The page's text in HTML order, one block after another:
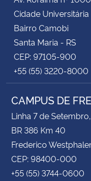
Cidade Universitária
Bairro Camobi
Santa Maria - RS
CEP: 97105-900
+55 (55) 3220-8000
CAMPUS DE
Linha 7 de
BR 386 Km 40
Frederico
CEP: 98400-000
+55 (55) 3744-0600